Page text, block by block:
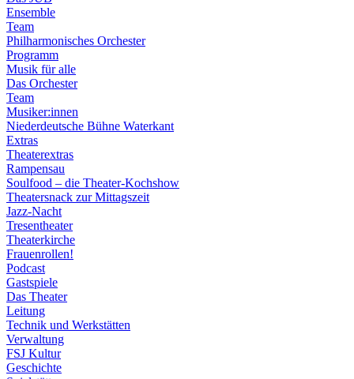
Ensemble
Team
Philharmonisches Orchester
Programm
Musik für alle
Das Orchester
Team
Musiker:innen
Niederdeutsche Bühne Waterkant
Extras
Theaterextras
Rampensau
Soulfood – die Theater-Kochshow
Theatersnack zur Mittagszeit
Jazz-Nacht
Tresentheater
Theaterkirche
Frauenrollen!
Podcast
Gastspiele
Das Theater
Leitung
Technik und Werkstätten
Verwaltung
FSJ Kultur
Geschichte